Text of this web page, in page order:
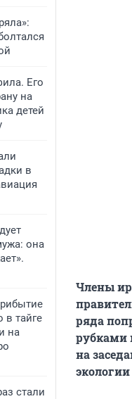
Его
на
детей
в
она
в тайге
на
стали
Члены
ряда
рубками
на